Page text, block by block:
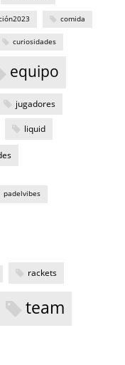
comida
curiosidades
equipo
jugadores
liquid
padelvibes
rackets
team